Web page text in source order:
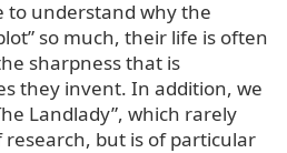
to understand why the
so much, their life is often
sharpness that is
they invent. In addition, we
Landlady”, which rarely
research, but is of particular